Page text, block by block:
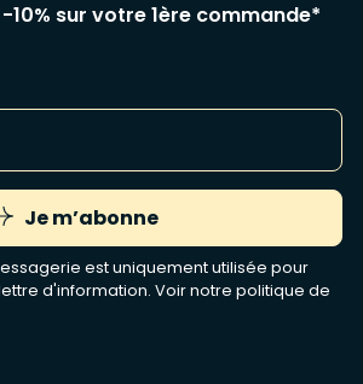
10% sur votre 1ère commande*
Je m’abonne
est uniquement utilisée pour
d'information. Voir notre politique de